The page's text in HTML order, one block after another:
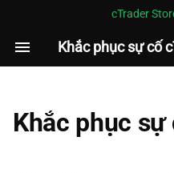
cTrader
Khắc phục sự cố
I
i Kết nối internet không ổn
định hoặc chậm
Khắc phục sự